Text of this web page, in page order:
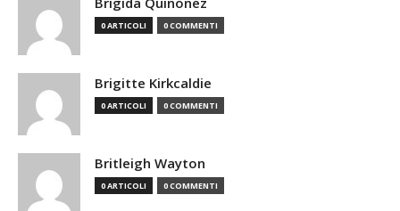
0 ARTICOLI 0 COMMENTI
Brigitte Kirkcaldie
0 ARTICOLI 0 COMMENTI
Britleigh Wayton
0 ARTICOLI 0 COMMENTI